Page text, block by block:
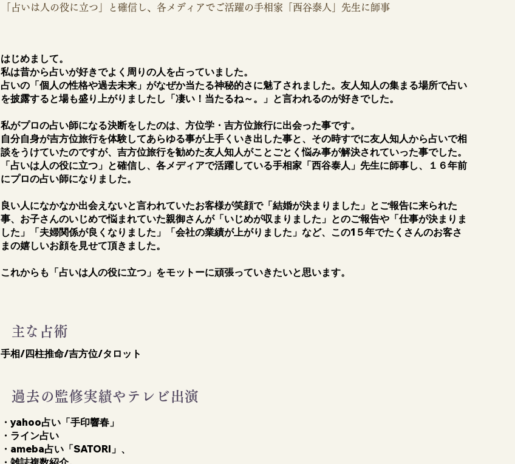
「占いは人の役に立つ」と確信し、各メディア​でご活躍の手相家「西谷泰人」先生に師事
手相/四柱推命/吉方位/タロット
​主な占術
過去の監修実績やテレビ出演
・yahoo占い「手印響春」
・ライン占い
​・ameba占い「SATORI」、
はじめまして。​
私は昔から占いが好きでよく周りの人を占っていました。
占いの「個人の性格や過去未来」がなぜか当たる神秘的さに魅了されました。友人知人の集まる場所で占い
を披露すると場も盛り上がりましたし「凄い！当たるね～。」と言われるのが好きでした。
私がプロの占い師になる決断をしたのは、方位学・吉方位旅行に出会った事です。
自分自身が吉方位旅行を体験してあらゆる事が上手くいき出した事と、その時すでに友人知人から占いで相
談をうけていたのですが、吉方位旅行を勧めた友人知人がことごとく悩み事が解決されていった事でした。
​「占いは人の役に立つ」と確信し、各メディア​で活躍している手相家「西谷泰人」先生に師事し、１６年前
にプロの占い師になりました。
良い人になかなか出会えないと言われていたお客様が笑顔で「結婚が決まりました」とご報告に来られた
事、お子さんのいじめで悩まれていた親御さんが「いじめが収まりました」とのご報告や「仕事が決まりま
した」「夫婦関係が良くなりました」「会社の業績が上がりました」など、この1５年でたくさんのお客さ
まの嬉しいお顔を見せて頂きました。
​これからも「占いは人の役に立つ」をモットーに頑張っていきたいと思います。